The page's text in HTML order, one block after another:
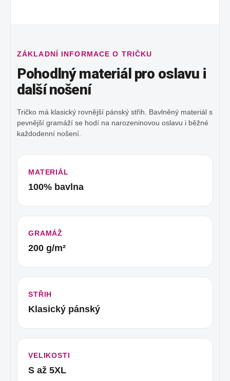
ZÁKLADNÍ INFORMACE O TRIČKU
Pohodlný materiál pro oslavu i
další nošení
Tričko má klasický rovnější pánský střih. Bavlněný materiál s
pevnější gramáží se hodí na narozeninovou oslavu i běžné
každodenní nošení.
MATERIÁL
100% bavlna
GRAMÁŽ
200 g/m²
STŘIH
Klasický pánský
VELIKOSTI
S až 5XL